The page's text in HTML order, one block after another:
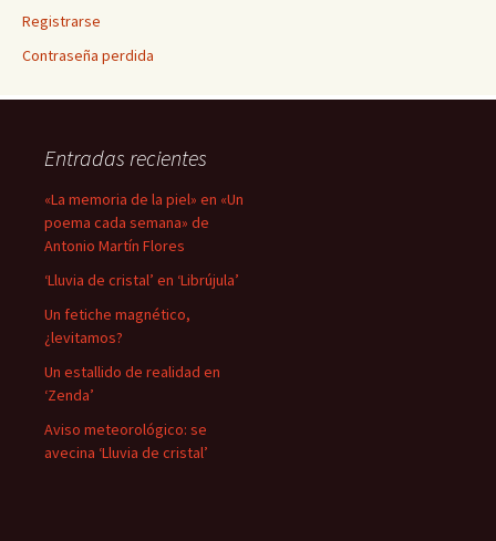
Registrarse
Contraseña perdida
Entradas recientes
«La memoria de la piel» en «Un
poema cada semana» de
Antonio Martín Flores
‘Lluvia de cristal’ en ‘Librújula’
Un fetiche magnético,
¿levitamos?
Un estallido de realidad en
‘Zenda’
Aviso meteorológico: se
avecina ‘Lluvia de cristal’